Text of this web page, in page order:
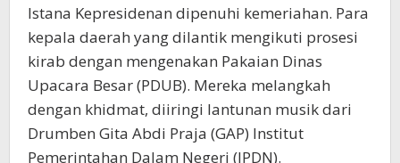
Istana Kepresidenan dipenuhi kemeriahan. Para
kepala daerah yang dilantik mengikuti prosesi
kirab dengan mengenakan Pakaian Dinas
Upacara Besar (PDUB). Mereka melangkah
dengan khidmat, diiringi lantunan musik dari
Drumben Gita Abdi Praja (GAP) Institut
Pemerintahan Dalam Negeri (IPDN).